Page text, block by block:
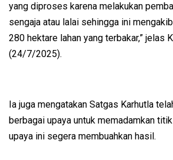
yang diproses karena melakukan
sengaja atau lalai sehingga ini
280 hektare lahan yang terbakar,” jelas
(24/7/2025).
Ia juga mengatakan Satgas Karhutla
berbagai upaya untuk memadamkan
upaya ini segera membuahkan hasil.